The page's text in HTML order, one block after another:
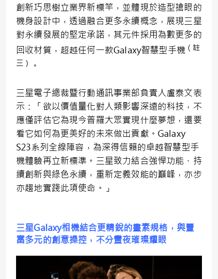
創新巧思樹立業界新標竿，並體現於造型搶眼的
機身設計中，透過融合更多永續概念，展現三星
對永續發展的堅定承諾，其元件採用為數更多的
回收材質，超越任何一款Galaxy智慧型手機 （註
三）
。
三星電子總裁暨行動通訊事業部負責人盧泰文表
示：「欲以價值量化對人類影響深遠的科技，不
應僅評估它為現今普羅大眾實現什麼夢想，還要
看它如何為更美好的未來做出貢獻。Galaxy
S23系列全線陣容，為深得信賴的卓越智慧型手
機體驗再立新標準。三星致力結合強悍功能、持
續創新與綠色永續，重新定義效能的巔峰，亦步
亦趨地實踐此項使命。」
三星Galaxy相機結合更精銳的畫素規格，與豐
富多元的創意操控，不分晝夜璀璨耀眼